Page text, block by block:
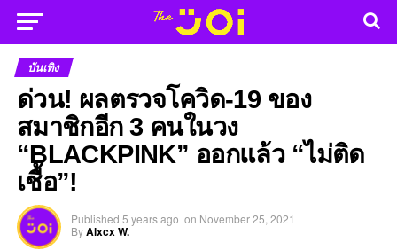
บันเทิง
ด่วน! ผลตรวจโควิด-19 ของ
สมาชิกอีก 3 คนในวง
“BLACKPINK” ออกแล้ว “ไม่ติด
เชื้อ”!
Published 5 years ago on November 25, 2021
ByAlxcx W.